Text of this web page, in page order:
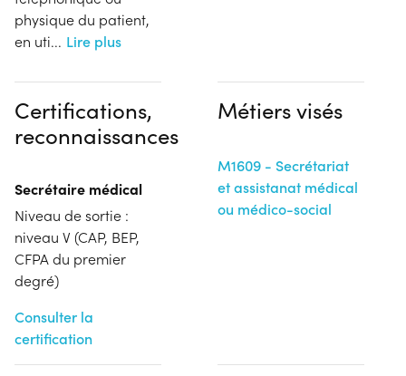
physique du patient,
en uti... Lire plus
Certifications,
reconnaissances
Secrétaire médical
Niveau de sortie :
niveau V (CAP, BEP,
CFPA du premier
degré)
Consulter la
certification
Métiers visés
M1609 - Secrétariat
et assistanat médical
ou médico-social